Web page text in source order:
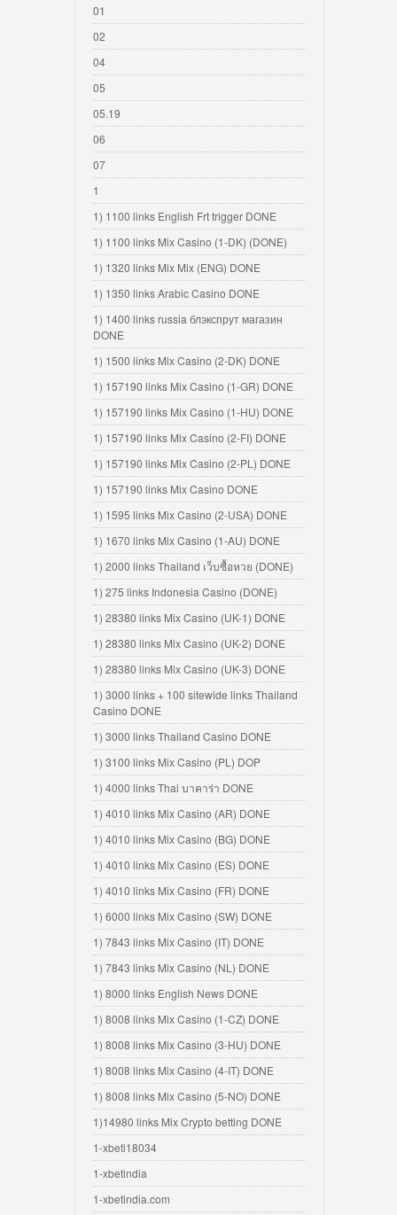
01
02
04
05
05.19
06
07
1
1) 1100 links English Frt trigger DONE
1) 1100 links Mix Casino (1-DK) (DONE)
1) 1320 links Mix Mix (ENG) DONE
1) 1350 links Arabic Casino DONE
1) 1400 links russia блэкспрут магазин
DONE
1) 1500 links Mix Casino (2-DK) DONE
1) 157190 links Mix Casino (1-GR) DONE
1) 157190 links Mix Casino (1-HU) DONE
1) 157190 links Mix Casino (2-FI) DONE
1) 157190 links Mix Casino (2-PL) DONE
1) 157190 links Mix Casino DONE
1) 1595 links Mix Casino (2-USA) DONE
1) 1670 links Mix Casino (1-AU) DONE
1) 2000 links Thailand เว็บซื้อหวย (DONE)
1) 275 links Indonesia Casino (DONE)
1) 28380 links Mix Casino (UK-1) DONE
1) 28380 links Mix Casino (UK-2) DONE
1) 28380 links Mix Casino (UK-3) DONE
1) 3000 links + 100 sitewide links Thailand
Casino DONE
1) 3000 links Thailand Casino DONE
1) 3100 links Mix Casino (PL) DOP
1) 4000 links Thai บาคาร่า DONE
1) 4010 links Mix Casino (AR) DONE
1) 4010 links Mix Casino (BG) DONE
1) 4010 links Mix Casino (ES) DONE
1) 4010 links Mix Casino (FR) DONE
1) 6000 links Mix Casino (SW) DONE
1) 7843 links Mix Casino (IT) DONE
1) 7843 links Mix Casino (NL) DONE
1) 8000 links English News DONE
1) 8008 links Mix Casino (1-CZ) DONE
1) 8008 links Mix Casino (3-HU) DONE
1) 8008 links Mix Casino (4-IT) DONE
1) 8008 links Mix Casino (5-NO) DONE
1)14980 links Mix Crypto betting DONE
1-xbeti18034
1-xbetindia
1-xbetindia.com